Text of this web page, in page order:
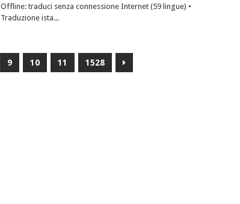
Offline: traduci senza connessione Internet (59 lingue) •
Traduzione ista...
9 10 11 1528